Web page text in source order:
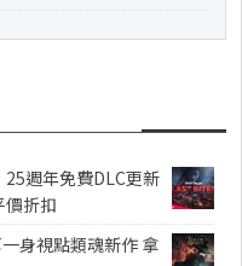
25週年免費DLC更新
價折扣
身視點類魂新作 拿